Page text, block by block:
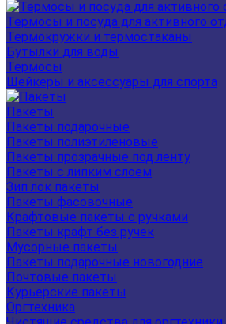
Термосы и посуда для активного
Термокружки и термостаканы
Бутылки для воды
Термосы
Шейкеры и аксессуары для спорта
Пакеты
Пакеты подарочные
Пакеты полиэтиленовые
Пакеты прозрачные под ленту
Пакеты с липким слоем
Зип лок пакеты
Пакеты фасовочные
Крафтовые пакеты с ручками
Пакеты крафт без ручек
Мусорные пакеты
Пакеты подарочные новогодние
Почтовые пакеты
Курьерские пакеты
Оргтехника